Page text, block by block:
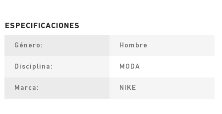
Género Hombre
Disciplina MODA
Marca NIKE